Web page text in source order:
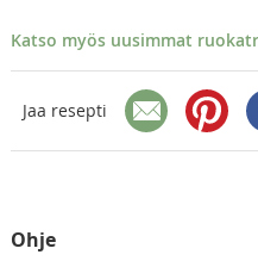
Katso myös uusimmat
Jaa resepti
Ohje